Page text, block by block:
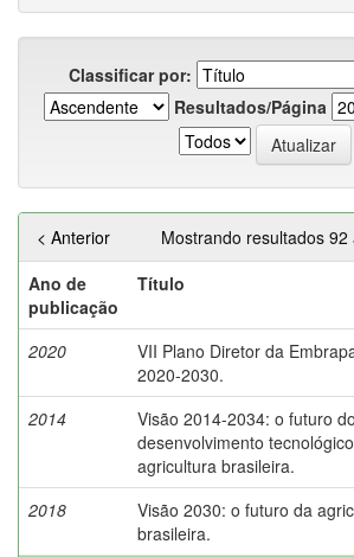
Classificar por:
Resultados/Página
Mostrando resultados
< Anterior
Ano de
publicação
Título
2020
VII Plano Diretor da
2020-2030.
2014
Visão 2014-2034: o futuro do
desenvolvimento
agricultura brasileira.
2018
Visão 2030: o futuro da
brasileira.